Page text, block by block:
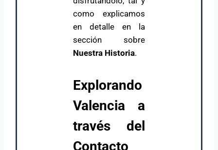
como explicamos
en detalle en la
sección sobre
Nuestra Historia.
Explorando
Valencia a
través del
Contacto